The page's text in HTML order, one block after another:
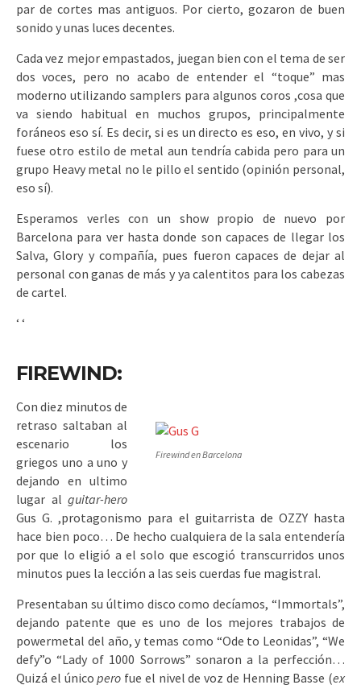
par de cortes mas antiguos. Por cierto, gozaron de buen
sonido y unas luces decentes.
Cada vez mejor empastados, juegan bien con el tema de ser
dos voces, pero no acabo de entender el “toque” mas
moderno utilizando samplers para algunos coros ,cosa que
va siendo habitual en muchos grupos, principalmente
foráneos eso sí. Es decir, si es un directo es eso, en vivo, y si
fuese otro estilo de metal aun tendría cabida pero para un
grupo Heavy metal no le pillo el sentido (opinión personal,
eso sí).
Esperamos verles con un show propio de nuevo por
Barcelona para ver hasta donde son capaces de llegar los
Salva, Glory y compañía, pues fueron capaces de dejar al
personal con ganas de más y ya calentitos para los cabezas
de cartel.
‘ ‘
FIREWIND:
Firewind en Barcelona
Con diez minutos de
retraso saltaban al
escenario los
griegos uno a uno y
dejando en ultimo
lugar al guitar-hero
Gus G. ,protagonismo para el guitarrista de OZZY hasta
hace bien poco… De hecho cualquiera de la sala entendería
por que lo eligió a el solo que escogió transcurridos unos
minutos pues la lección a las seis cuerdas fue magistral.
Presentaban su último disco como decíamos, “Immortals”,
dejando patente que es uno de los mejores trabajos de
powermetal del año, y temas como “Ode to Leonidas”, “We
defy”o “Lady of 1000 Sorrows” sonaron a la perfección…
Quizá el únicopero fue el nivel de voz de Henning Basse (ex